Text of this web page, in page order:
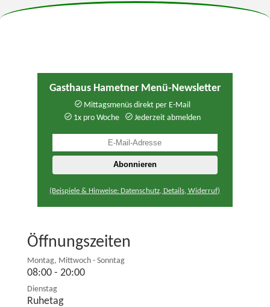
Gasthaus Hametner Menü-Newsletter
Mittagsmenüs direkt per E-Mail
1x pro Woche
Jederzeit abmelden
(Beispiele & Hinweise: Datenschutz, Details, Widerruf)
Öffnungszeiten
Montag, Mittwoch - Sonntag
08:00 - 20:00
Dienstag
Ruhetag